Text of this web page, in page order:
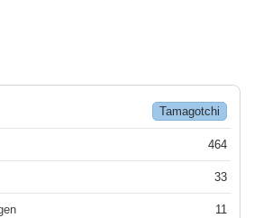
Tamagotchi
464
33
11